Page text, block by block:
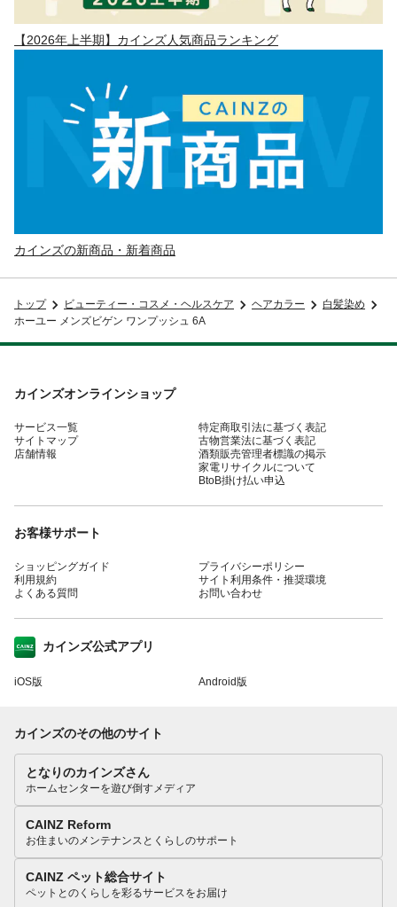
【2026年上半期】カインズ人気商品ランキング
カインズの新商品・新着商品
トップ ビューティー・コスメ・ヘルスケア ヘアカラー
白髪染め
ホーユー メンズビゲン ワンプッシュ 6A
カインズオンラインショップ
サービス一覧
サイトマップ
店舗情報
特定商取引法に基づく表記
古物営業法に基づく表記
酒類販売管理者標識の掲示
家電リサイクルについて
BtoB掛け払い申込
お客様サポート
ショッピングガイド
利用規約
よくある質問
プライバシーポリシー
サイト利用条件・推奨環境
お問い合わせ
カインズ公式アプリ
iOS版 Android版
カインズのその他のサイト
となりのカインズさん
ホームセンターを遊び倒すメディア
CAINZ Reform
お住まいのメンテナンスとくらしのサポート
CAINZ ペット総合サイト
ペットとのくらしを彩るサービスをお届け